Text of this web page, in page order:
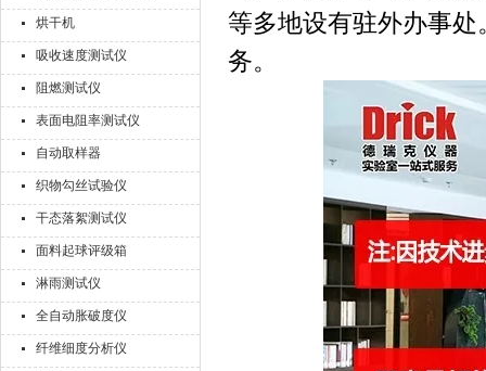
烘干机
吸收速度测试仪
阻燃测试仪
表面电阻率测试仪
自动取样器
织物勾丝试验仪
干态落絮测试仪
面料起球评级箱
淋雨测试仪
全自动胀破度仪
纤维细度分析仪
等多地设有驻外办事
务。